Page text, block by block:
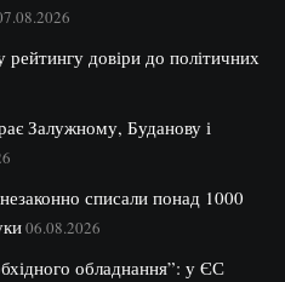
довіри до політичних
Залужному, Буданову і
списали понад 1000
06.08.2026
обладнання”: у ЄС